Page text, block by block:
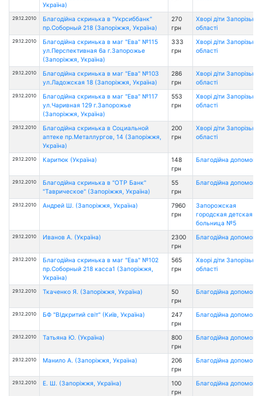
Україна)
29.12.2010
Благодійна скринька в "Укрсиббанк"
пр.Соборный 218 (Запоріжжя, Україна)
270
грн
Хворі діти Запорізької
області
29.12.2010
Благодійна скринька в маг "Ева" №115
ул.Перспективная 6а г.Запорожье
(Запоріжжя, Україна)
333
грн
Хворі діти Запорізької
області
29.12.2010
Благодійна скринька в маг "Ева" №103
ул.Ладожская 18 (Запоріжжя, Україна)
286
грн
Хворі діти Запорізької
області
29.12.2010
Благодійна скринька в маг "Ева" №117
ул.Чаривная 129 г.Запорожье
(Запоріжжя, Україна)
553
грн
Хворі діти Запорізької
області
29.12.2010
Благодійна скринька в Социальной
аптеке пр.Металлургов, 14 (Запоріжжя,
Україна)
200
грн
Хворі діти Запорізької
області
29.12.2010 Каритюк (Україна)
148
грн
Благодійна допомога
29.12.2010
Благодійна скринька в "ОТР Банк"
"Таврическое" (Запоріжжя, Україна)
55
грн
Благодійна допомога
29.12.2010 Андрей Ш. (Запоріжжя, Україна)
7960
грн
Запорожская
городская детская
больница №5
29.12.2010 Иванов А. (Україна)
2300
грн
Благодійна допомога
29.12.2010
Благодійна скринька в маг "Ева" №102
пр.Соборный 218 касса1 (Запоріжжя,
Україна)
565
грн
Хворі діти Запорізької
області
29.12.2010 Ткаченко Я. (Запоріжжя, Україна)
50
грн
Благодійна допомога
29.12.2010 БФ "ВІдкритий світ" (Київ, Україна)
247
грн
Благодійна допомога
29.12.2010 Татьяна Ю. (Україна)
800
грн
Благодійна допомога
29.12.2010 Манило А. (Запоріжжя, Україна)
206
грн
Благодійна допомога
29.12.2010 Е. Ш. (Запоріжжя, Україна)
100
грн
Благодійна допомога